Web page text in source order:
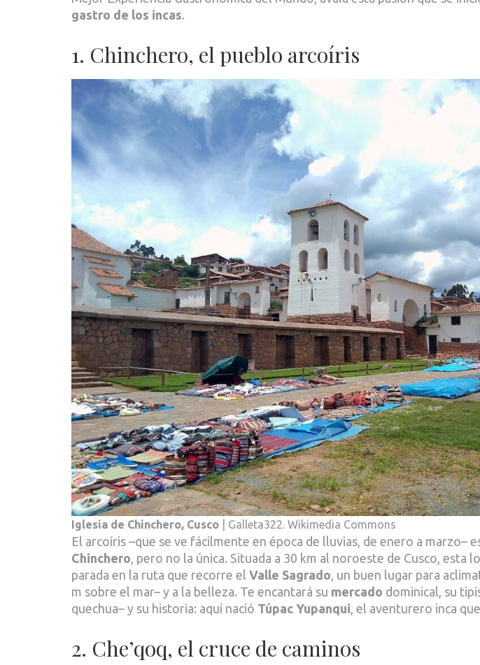
gastro de los incas.
1. Chinchero, el pueblo arcoíris
Iglesia de Chinchero, Cusco | Galleta322. Wikimedia Commons
El arcoíris –que se ve fácilmente en época de lluvias, de enero a marzo–
Chinchero , pero no la única. Situada a 30 km al noroeste de Cusco, esta
parada en la ruta que recorre el Valle Sagrado , un buen lugar para
m sobre el mar– y a la belleza. Te encantará su mercado dominical, su
quechua– y su historia: aquí nació Túpac Yupanqui , el aventurero inca
2. Che’qoq, el cruce de caminos